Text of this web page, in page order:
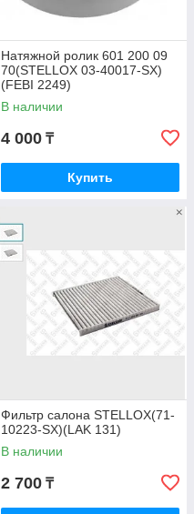
Натяжной ролик 601 200 09
70(STELLOX 03-40017-SX)
(FEBI 2249)
В наличии
4 000 ₸
Купить
Фильтр салона STELLOX(71-
10223-SX)(LAK 131)
В наличии
2 700 ₸